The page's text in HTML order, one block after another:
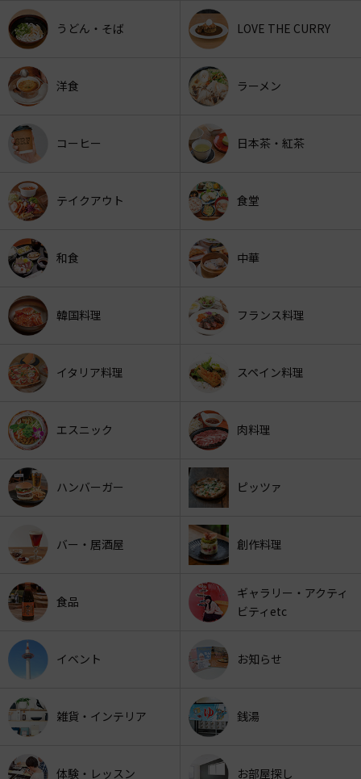
うどん・そば LOVE THE CURRY
洋食 ラーメン
コーヒー 日本茶・紅茶
テイクアウト 食堂
和食 中華
韓国料理 フランス料理
イタリア料理 スペイン料理
エスニック 肉料理
ハンバーガー ピッツァ
バー・居酒屋 創作料理
食品
ギャラリー・アクティ
ビティetc
イベント お知らせ
雑貨・インテリア 銭湯
体験・レッスン お部屋探し